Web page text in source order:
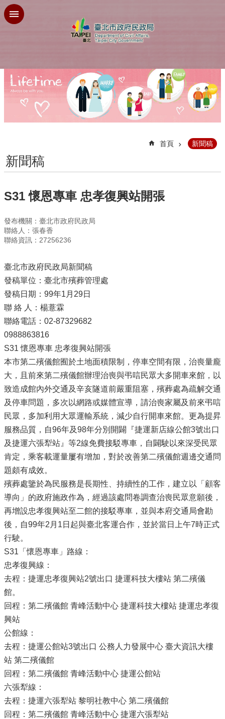
跳到主要內容區塊
首頁 新聞稿
新聞稿
S31 懷恩專車 忠孝復興站開張
發布機關：臺北市政府民政局
聯絡人：張春香
聯絡資訊：27256236
臺北市政府民政局新聞稿
發稿單位：臺北市殯葬管理處
發稿日期：99年1月29日
聯 絡 人：楊薏霖
聯絡電話：02-87329682
0988863816
S31 懷恩專車 忠孝復興站開張
本市第二殯儀館囿於土地面積限制，停車空間有限，治喪量龐
大，且前來第二殯儀館辦理治喪與弔唁民眾大多開車來館，以
致造成館內外交通及辛亥隧道前嚴重阻塞，殯葬處為疏解交通
及停車問題，多次以網路或媒體宣導，請治喪家屬及前來弔唁
民眾，多加利用大眾運輸系統，減少自行開車來館。更為提昇
服務品質，自96年及98年分別開闢『捷運新店線公館3號出口
及捷運六張犁站』等2線免費接駁專車，自闢駛以來深受民眾
肯定，乘客載運量屢有增加，對於改善第二殯儀館週邊交通問
題頗有成效。
殯葬處鑒於為民服務是長期性、持續性的工作，建立以「顧客
導向」的政府施政作為，經過該處問卷調查治喪民眾意願後，
再增設忠孝復興站至二館的接駁專車，並與本府交通局會勘
後，自99年2月1日起與臺北客運合作，並於當日上午7時正式
行駛。
S31「懷恩專車」路線：
忠孝復興線：
去程：捷運忠孝復興站2號出口 捷運科技大樓站 第二殯儀
館。
回程：第二殯儀館 青峰活動中心 捷運科技大樓站 捷運忠孝復
興站
公館線：
去程：捷運公館站3號出口 公務人力發展中心 臺大資訊大樓
站 第二殯儀館
回程：第二殯儀館 青峰活動中心 捷運公館站
六張犁線：
去程：捷運六張犁站 黎明社教中心 第二殯儀館
回程：第二殯儀館 青峰活動中心 捷運六張犁站